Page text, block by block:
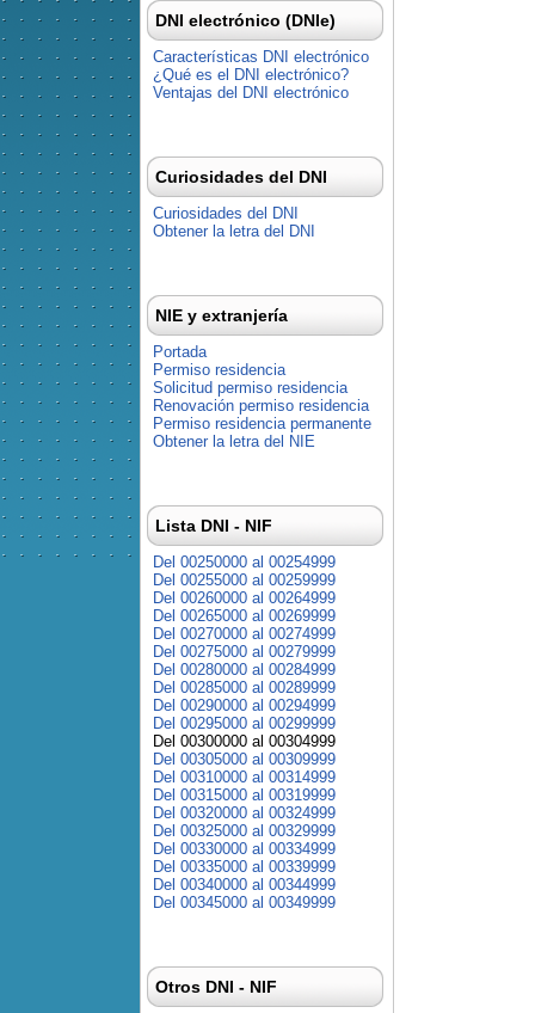
DNI electrónico (DNIe)
Características DNI electrónico
¿Qué es el DNI electrónico?
Ventajas del DNI electrónico
Curiosidades del DNI
Curiosidades del DNI
Obtener la letra del DNI
NIE y extranjería
Portada
Permiso residencia
Solicitud permiso residencia
Renovación permiso residencia
Permiso residencia permanente
Obtener la letra del NIE
Lista DNI - NIF
Del 00250000 al 00254999
Del 00255000 al 00259999
Del 00260000 al 00264999
Del 00265000 al 00269999
Del 00270000 al 00274999
Del 00275000 al 00279999
Del 00280000 al 00284999
Del 00285000 al 00289999
Del 00290000 al 00294999
Del 00295000 al 00299999
Del 00300000 al 00304999
Del 00305000 al 00309999
Del 00310000 al 00314999
Del 00315000 al 00319999
Del 00320000 al 00324999
Del 00325000 al 00329999
Del 00330000 al 00334999
Del 00335000 al 00339999
Del 00340000 al 00344999
Del 00345000 al 00349999
Otros DNI - NIF